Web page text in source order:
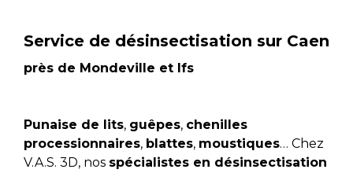
Service de désinsectisation sur Caen
près de Mondeville et Ifs
Punaise de lits, guêpes, chenilles
processionnaires, blattes, moustiques… Chez
V.A.S. 3D, nos spécialistes en désinsectisation